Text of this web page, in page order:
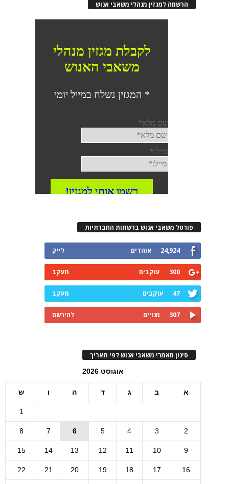
הרשמה למגזין מנהלי משאבי אנוש
פורטל משאבי אנוש ברשתות החברתיות
24,924 אוהדים לייק
300 עוקבים מעקב
47 עוקבים מעקב
307 מנויים להירשם
סינון מאמרי משאבי אנוש לפי תאריך
אוגוסט 2026
א ב ג ד ה ו ש
1
2
3
4
5
6
7
8
9
10
11
12
13
14
15
16
17
18
19
20
21
22